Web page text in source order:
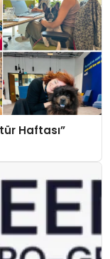
Haftası”